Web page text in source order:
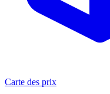
Carte des prix